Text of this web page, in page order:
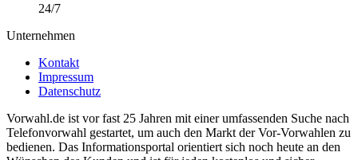
24/7
Unternehmen
Kontakt
Impressum
Datenschutz
Vorwahl.de ist vor fast 25 Jahren mit einer umfassenden Suche nach
Telefonvorwahl gestartet, um auch den Markt der Vor-Vorwahlen zu
bedienen. Das Informationsportal orientiert sich noch heute an den